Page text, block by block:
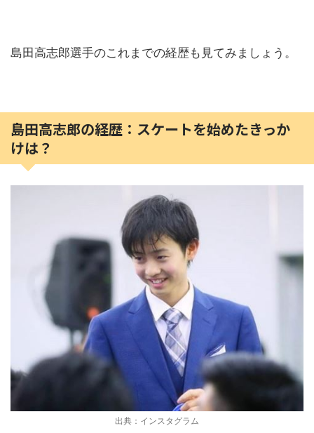
島田高志郎選手のこれまでの経歴も見てみましょう。
島田高志郎の経歴：スケートを始めたきっか
けは？
出典：インスタグラム